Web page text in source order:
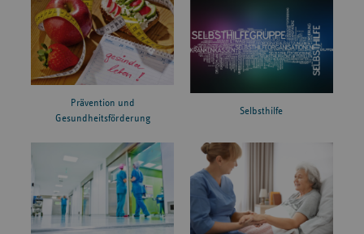
Prävention und
Gesundheitsförderung
Selbsthilfe